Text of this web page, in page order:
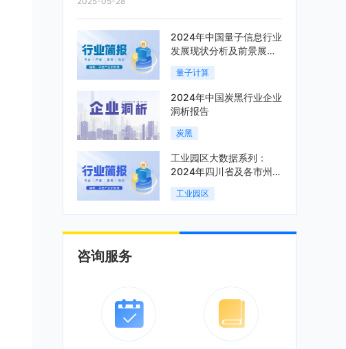
2024年中国量子信息行业
发展现状分析及前景展望
报告
量子计算
2024年中国炭黑行业企业
洞析报告
炭黑
工业园区大数据系列：
2024年四川省及各市州工
业园区全景洞析报告
工业园区
咨询服务